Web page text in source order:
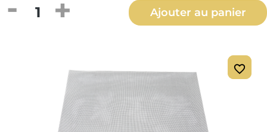
Quantité de produit : Entrez la
Ajouter au panier